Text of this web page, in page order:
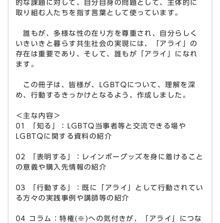
的な課題に対して、自分自身の問題として、主体的に
取り組む人たちを指す言葉として使っています。
誰もが、多様な性の在り方を尊重され、自分らしく
いきいきと暮らす共生社会の実現には、「アライ」の
存在は重要であり、そして、誰もが「アライ」になれ
ます。
この冊子は、皆様が、LGBTQについて、理解を深
め、行動するきっかけとなるよう、作成しました。
＜主な内容＞
01 「知る」：LGBTQ当事者等と交流できる場や
LGBTQに関する資料の紹介
02 「表明する」：レインボーグッズを身に着けること
の意義や購入先情報の紹介
03 「行動する」：既に「アライ」として行動されてい
る方々の実践事例や講師等の紹介
04 コラム：特権(※)への気付きが、「アライ」につな